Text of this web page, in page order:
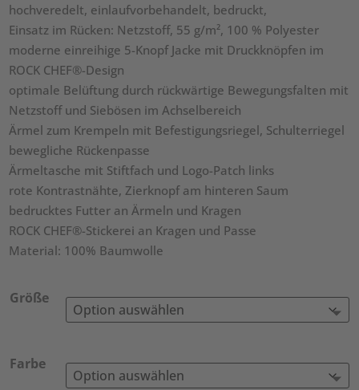
hochveredelt, einlaufvorbehandelt, bedruckt,
Einsatz im Rücken: Netzstoff, 55 g/m², 100 % Polyester
moderne einreihige 5-Knopf Jacke mit Druckknöpfen im
ROCK CHEF®-Design
optimale Belüftung durch rückwärtige Bewegungsfalten mit
Netzstoff und Siebösen im Achselbereich
Ärmel zum Krempeln mit Befestigungsriegel, Schulterriegel
bewegliche Rückenpasse
Ärmeltasche mit Stiftfach und Logo-Patch links
rote Kontrastnähte, Zierknopf am hinteren Saum
bedrucktes Futter an Ärmeln und Kragen
ROCK CHEF®-Stickerei an Kragen und Passe
Material: 100% Baumwolle
Größe
Farbe